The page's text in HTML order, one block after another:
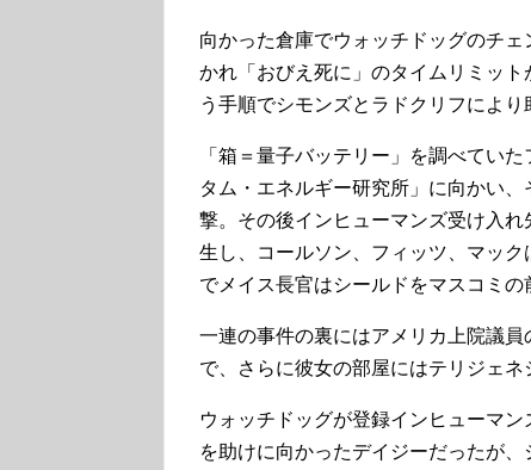
向かった倉庫でウォッチドッグのチ
かれ「おびえ死に」のタイムリミッ
う手順でシモンズとラドクリフにより
「箱＝量子バッテリー」を調べてい
タム・エネルギー研究所」に向かい
撃。その後インヒューマンズ受け入
生し、コールソン、フィッツ、マッ
でメイス長官はシールドをマスコミの
一連の事件の裏にはアメリカ上院議
で、さらに彼女の部屋にはテリジェネ
ウォッチドッグが登録インヒューマ
を助けに向かったデイジーだったが